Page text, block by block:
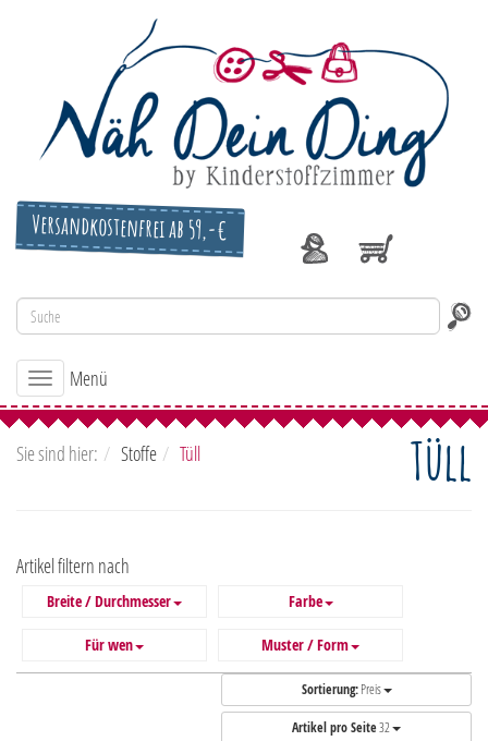
Versandkostenfrei ab 59,-€
Toggle
navigation
Menü
Sie sind hier: Stoffe Tüll Tüll
Artikel filtern nach
Breite / Durchmesser Farbe
Für wen Muster / Form
Sortierung: Preis
Artikel pro Seite32